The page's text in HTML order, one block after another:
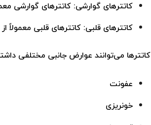
کاتترهای گوارشی: کاتترهای گوارشی
کاتترهای قلبی: کاتترهای قلبی
کاتترها می‌توانند عوارض جانبی مختلفی
عفونت
خونریزی